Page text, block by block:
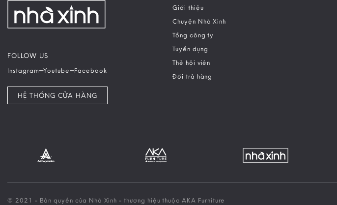
FOLLOW US
Instagram–Youtube–Facebook
HỆ THỐNG CỬA HÀNG
Giới thiệu
Chuyện Nhà Xinh
Tổng công ty
Tuyển dụng
Thẻ hội viên
Đổi trả hàng
© 2021 - Bản quyền của Nhà Xinh - thương hiệu thuộc AKA Furniture